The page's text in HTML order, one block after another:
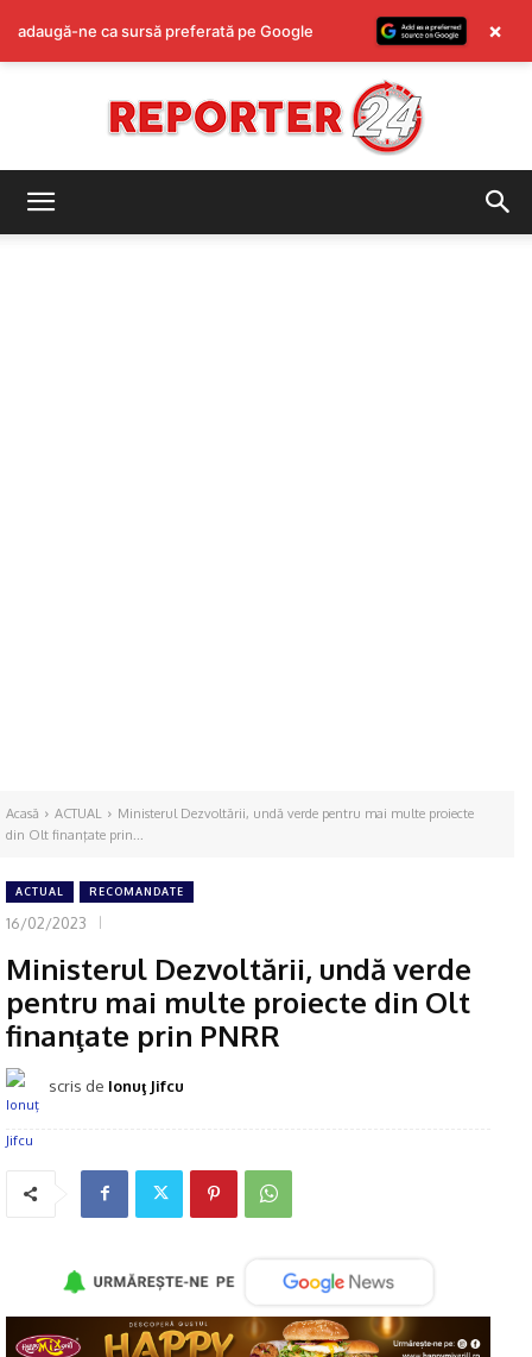
Acasă ACTUAL
Ministerul Dezvoltării, undă verde pentru mai multe proiecte
din Olt finanţate prin...
ACTUAL RECOMANDATE
16/02/2023
Ministerul Dezvoltării, undă verde
pentru mai multe proiecte din Olt
finanţate prin PNRR
scris de Ionuţ Jifcu
adaugă-ne ca sursă preferată pe Google ×